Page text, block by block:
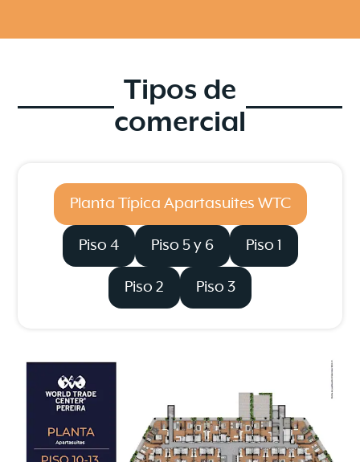
Tipos de
comercial
Planta Típica Apartasuites WTC
Piso 4 Piso 5 y 6 Piso 1
Piso 2 Piso 3